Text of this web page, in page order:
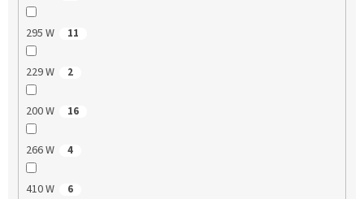
295 W 11
229 W 2
200 W 16
266 W 4
410 W 6